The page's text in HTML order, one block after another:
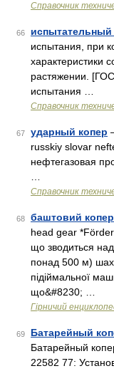
Справочник
66 испытательный
испытания, при
характеристики
растяжении.
испытания …
Справочник
67 ударный копер
russkiy slovar
нефтегазовая
Справочник
68 баштовий копер
head gear
що зводиться
понад 500 м)
підіймальної
що&#8230; …
Гірничий
69 Батарейный
Батарейный
22582 77: